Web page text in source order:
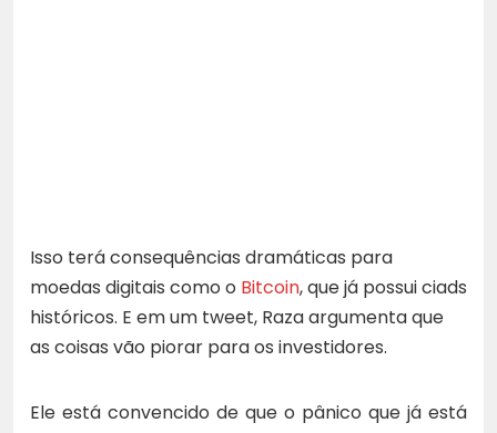
Isso terá consequências dramáticas para
moedas digitais como o Bitcoin, que já possui ciads
históricos. E em um tweet, Raza argumenta que
as coisas vão piorar para os investidores.
Ele está convencido de que o pânico que já está